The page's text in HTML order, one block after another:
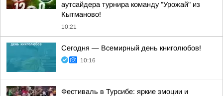
аутсайдера турнира команду "Урожай" из
Кытманово!
10:21
Сегодня — Всемирный день книголюбов!
10:16
Фестиваль в Турсибе: яркие эмоции и